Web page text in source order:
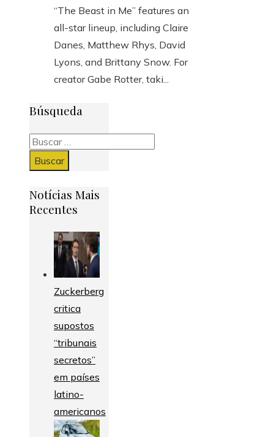
“The Beast in Me” features an
all-star lineup, including Claire
Danes, Matthew Rhys, David
Lyons, and Brittany Snow. For
creator Gabe Rotter, taki...
Búsqueda
Buscar:
Notícias Mais
Recentes
Zuckerberg
critica
supostos
“tribunais
secretos”
em países
latino-
americanos